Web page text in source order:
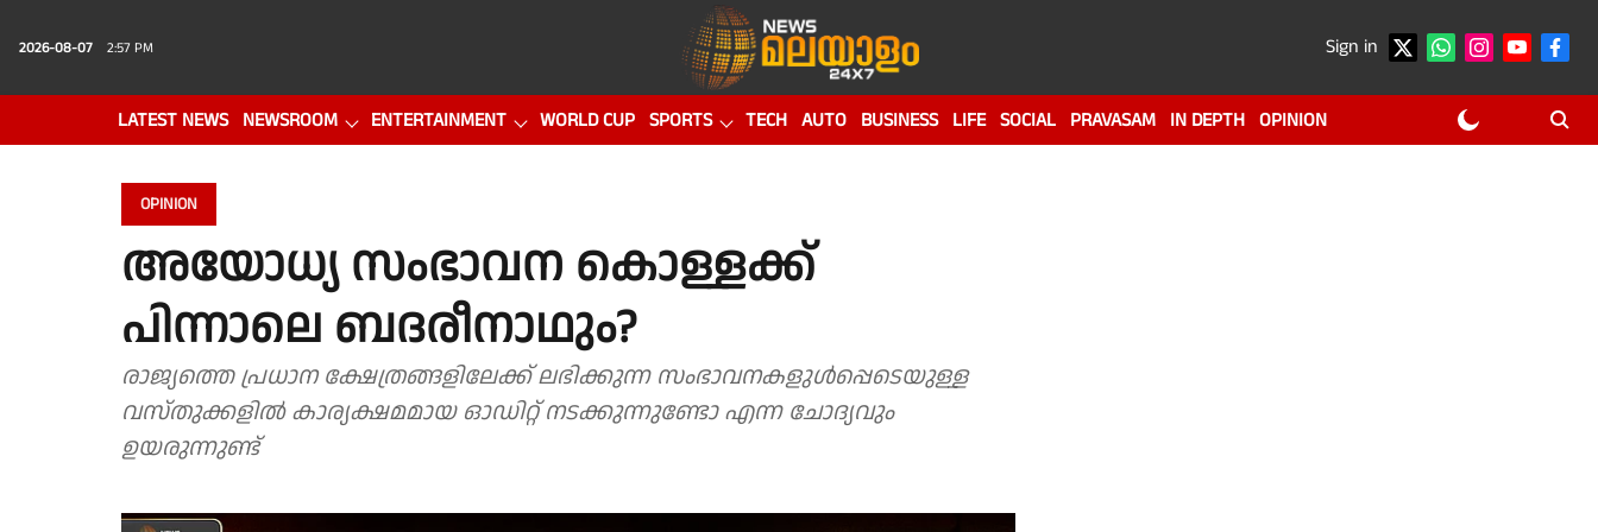
2026-08-07 2:57 PM Sign in
LATEST NEWS NEWSROOM ENTERTAINMENT WORLD CUP SPORTS TECH AUTO BUSINESS LIFE SOCIAL PRAVASAM IN DEPTH OPINION
OPINION
അയോധ്യ സംഭാവന കൊള്ളക്ക്
പിന്നാലെ ബദരീനാഥും?
രാജ്യത്തെ പ്രധാന ക്ഷേത്രങ്ങളിലേക്ക് ലഭിക്കുന്ന സംഭാവനകളുള്‍പ്പെടെയുള്ള
വസ്തുക്കളില്‍ കാര്യക്ഷമമായ ഓഡിറ്റ് നടക്കുന്നുണ്ടോ എന്ന ചോദ്യവും
ഉയരുന്നുണ്ട്